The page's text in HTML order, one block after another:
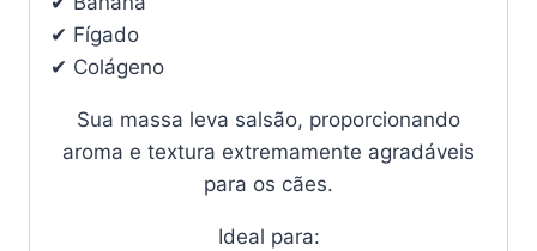
✔ Fígado
✔ Colágeno
Sua massa leva salsão, proporcionando
aroma e textura extremamente agradáveis
para os cães.
Ideal para: